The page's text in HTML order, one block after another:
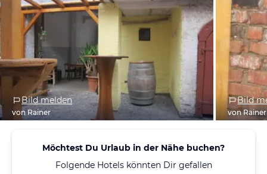
Bild melden
von Rainer
Bild
von Rainer
Möchtest Du Urlaub in der Nähe buchen?
Folgende Hotels könnten Dir gefallen